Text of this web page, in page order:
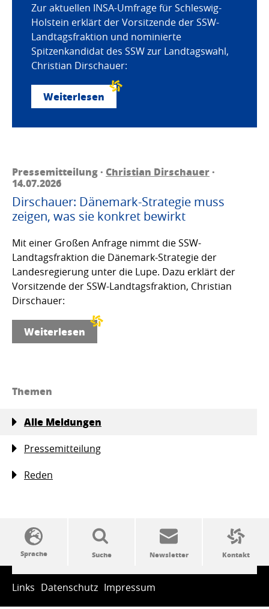
Zur aktuellen INSA-Umfrage für Schleswig-
Holstein erklärt der Vorsitzende der SSW-
Landtagsfraktion und nominierte
Spitzenkandidat des SSW zur Landtagswahl,
Christian Dirschauer:
Weiterlesen
Pressemitteilung · Christian Dirschauer·
14.07.2026
Dirschauer: Dänemark-Strategie muss
zeigen, was sie konkret bewirkt
Mit einer Großen Anfrage nimmt die SSW-
Landtagsfraktion die Dänemark-Strategie der
Landesregierung unter die Lupe. Dazu erklärt der
Vorsitzende der SSW-Landtagsfraktion, Christian
Dirschauer:
Weiterlesen
Themen
Alle Meldungen
Pressemitteilung
Reden
SSW-Politik von A bis Z
Links Datenschutz Impressum